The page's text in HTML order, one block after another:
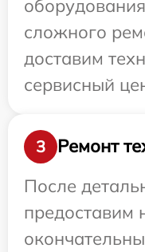
сложного
доставим
сервисный
3
Ремонт
После
предоставим